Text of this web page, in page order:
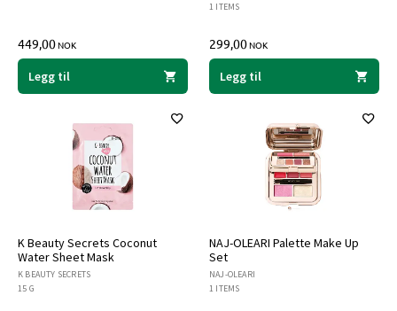
449,00NOK
Legg til
1 ITEMS
299,00NOK
Legg til
K Beauty Secrets Coconut
Water Sheet Mask
K BEAUTY SECRETS
15 G
NAJ-OLEARI Palette Make Up
Set
NAJ-OLEARI
1 ITEMS